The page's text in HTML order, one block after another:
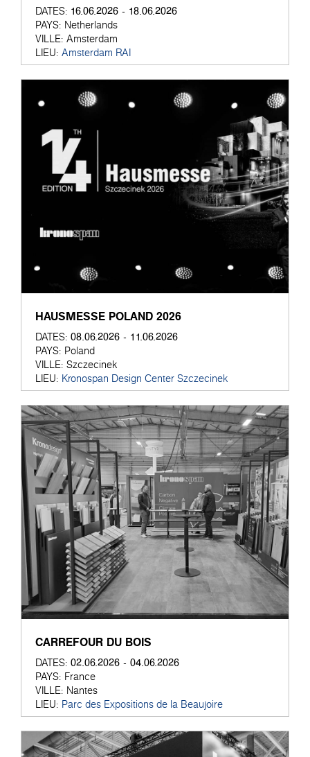
DATES: 16.06.2026 - 18.06.2026
PAYS: Netherlands
VILLE: Amsterdam
LIEU: Amsterdam RAI
HAUSMESSE POLAND 2026
DATES: 08.06.2026 - 11.06.2026
PAYS: Poland
VILLE: Szczecinek
LIEU: Kronospan Design Center Szczecinek
CARREFOUR DU BOIS
DATES: 02.06.2026 - 04.06.2026
PAYS: France
VILLE: Nantes
LIEU: Parc des Expositions de la Beaujoire